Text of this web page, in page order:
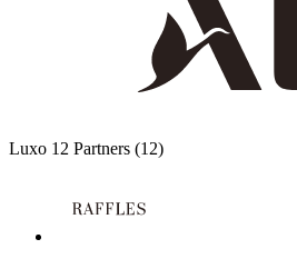
Luxo 12 Partners (12)